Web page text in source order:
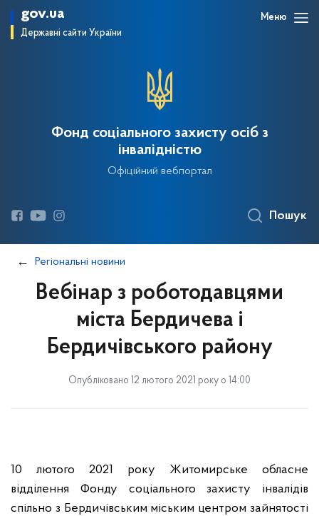
gov.ua
Державні сайти України
Меню
Фонд соціального захисту осіб з
інвалідністю
Офіційний вебпортал
Пошук
Регіональні новини
Вебінар з роботодавцями
міста Бердичева і
Бердичівського району
Опубліковано 12 лютого 2021 року о 14:00
10 лютого 2021 року Житомирське обласне
відділення Фонду соціального захисту інвалідів
спільно з Бердичівським міським центром зайнятості